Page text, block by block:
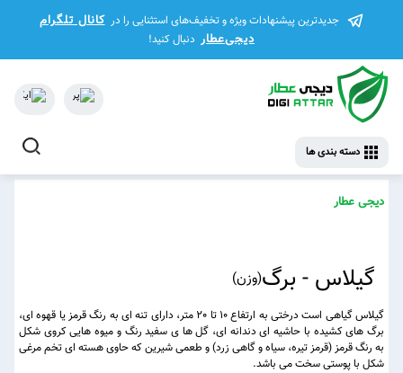
جدیدترین پیشنهادات ویژه و تخفیف‌های استثنایی را در کانال تلگرام
دیجی‌عطار دنبال کنید!
دسته بندی ها
دیجی عطار
گیلاس - برگ(وزن)
گیلاس گیاهی است درختی به ارتفاع 10 تا 20 متر، دارای تنه ای به رنگ قرمز یا قهوه ای،
برگ های کشیده با حاشیه ای دندانه ای، گل ها ی سفید رنگ و میوه هایی کروی شکل
به رنگ قرمز (قرمز تیره، سیاه و گاهی زرد) و طعمی شیرین که حاوی هسته ای تخم مرغی
شکل با پوستی سخت می باشد.